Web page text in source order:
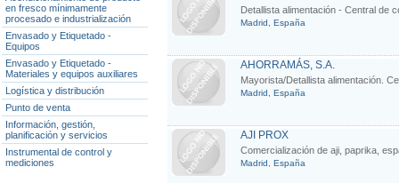
en fresco mínimamente
procesado e industrialización
Envasado y Etiquetado -
Equipos
Envasado y Etiquetado -
Materiales y equipos auxiliares
Logística y distribución
Punto de venta
Información, gestión,
planificación y servicios
Instrumental de control y
mediciones
Detallista alimentación - Central de
Madrid, España
AHORRAMÁS, S.A.
Mayorista/Detallista alimentación.
Madrid, España
AJI PROX
Comercialización de aji, paprika,
Madrid, España